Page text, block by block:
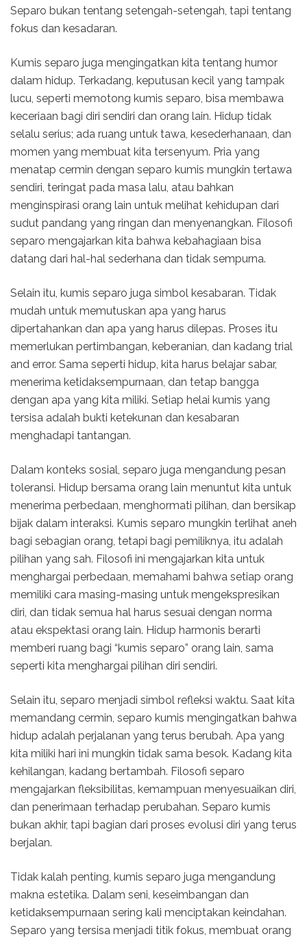
Separo bukan tentang setengah-setengah, tapi tentang
fokus dan kesadaran.
Kumis separo juga mengingatkan kita tentang humor
dalam hidup. Terkadang, keputusan kecil yang tampak
lucu, seperti memotong kumis separo, bisa membawa
keceriaan bagi diri sendiri dan orang lain. Hidup tidak
selalu serius; ada ruang untuk tawa, kesederhanaan, dan
momen yang membuat kita tersenyum. Pria yang
menatap cermin dengan separo kumis mungkin tertawa
sendiri, teringat pada masa lalu, atau bahkan
menginspirasi orang lain untuk melihat kehidupan dari
sudut pandang yang ringan dan menyenangkan. Filosofi
separo mengajarkan kita bahwa kebahagiaan bisa
datang dari hal-hal sederhana dan tidak sempurna.
Selain itu, kumis separo juga simbol kesabaran. Tidak
mudah untuk memutuskan apa yang harus
dipertahankan dan apa yang harus dilepas. Proses itu
memerlukan pertimbangan, keberanian, dan kadang trial
and error. Sama seperti hidup, kita harus belajar sabar,
menerima ketidaksempurnaan, dan tetap bangga
dengan apa yang kita miliki. Setiap helai kumis yang
tersisa adalah bukti ketekunan dan kesabaran
menghadapi tantangan.
Dalam konteks sosial, separo juga mengandung pesan
toleransi. Hidup bersama orang lain menuntut kita untuk
menerima perbedaan, menghormati pilihan, dan bersikap
bijak dalam interaksi. Kumis separo mungkin terlihat aneh
bagi sebagian orang, tetapi bagi pemiliknya, itu adalah
pilihan yang sah. Filosofi ini mengajarkan kita untuk
menghargai perbedaan, memahami bahwa setiap orang
memiliki cara masing-masing untuk mengekspresikan
diri, dan tidak semua hal harus sesuai dengan norma
atau ekspektasi orang lain. Hidup harmonis berarti
memberi ruang bagi “kumis separo” orang lain, sama
seperti kita menghargai pilihan diri sendiri.
Selain itu, separo menjadi simbol refleksi waktu. Saat kita
memandang cermin, separo kumis mengingatkan bahwa
hidup adalah perjalanan yang terus berubah. Apa yang
kita miliki hari ini mungkin tidak sama besok. Kadang kita
kehilangan, kadang bertambah. Filosofi separo
mengajarkan fleksibilitas, kemampuan menyesuaikan diri,
dan penerimaan terhadap perubahan. Separo kumis
bukan akhir, tapi bagian dari proses evolusi diri yang terus
berjalan.
Tidak kalah penting, kumis separo juga mengandung
makna estetika. Dalam seni, keseimbangan dan
ketidaksempurnaan sering kali menciptakan keindahan.
Separo yang tersisa menjadi titik fokus, membuat orang